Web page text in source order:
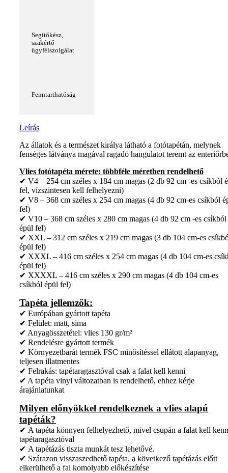
Segítőkész,
szakértő
ügyfélszolgálat
Fenntarthatóság
Leírás
Az állatok és a természet királya látható a fotótapétán, melynek
fenséges látványa magával ragadó hangulatot teremt az
Vlies fotótapéta mérete: többféle méretben rendelhető
✔ V4 – 254 cm széles x 184 cm magas (2 db 92 cm -es csíkból
fel, vízszintesen kell felhelyezni)
✔ V8 – 368 cm széles x 254 cm magas (4 db 92 cm-es csíkból
fel)
✔ V10 – 368 cm széles x 280 cm magas (4 db 92 cm -es csíkból
épül fel)
✔ XXL – 312 cm széles x 219 cm magas (3 db 104 cm-es
épül fel)
✔ XXXL – 416 cm széles x 254 cm magas (4 db 104 cm-es
épül fel)
✔ XXXXL – 416 cm széles x 290 cm magas (4 db 104 cm-es
csíkból épül fel)
Tapéta jellemzők:
✔ Európában gyártott tapéta
✔ Felület: matt, sima
✔ Anyagösszetétel: vlies 130 gr/m²
✔ Rendelésre gyártott termék
✔ Környezetbarát termék FSC minősítéssel ellátott alapanyag,
teljesen illatmentes
✔ Felrakás: tapétaragasztóval csak a falat kell kenni
✔ A tapéta vinyl változatban is rendelhető, ehhez kérje
árajánlatunkat
Milyen előnyökkel rendelkeznek a vlies alapú
tapéták?
✔ A tapéta könnyen felhelyezhető, mivel csupán a falat kell
tapétaragasztóval
✔ A tapétázás tiszta munkát tesz lehetővé.
✔ Szárazon visszaszedhető tapéta, a következő tapétázás előtt
elkerülhető a fal komolyabb előkészítése